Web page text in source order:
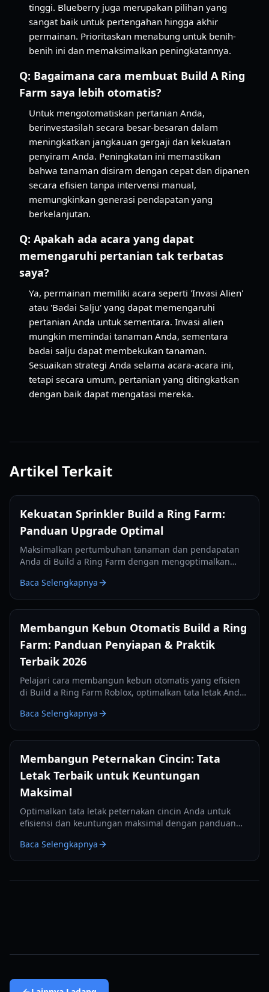
tinggi. Blueberry juga merupakan pilihan yang
sangat baik untuk pertengahan hingga akhir
permainan. Prioritaskan menabung untuk benih-
benih ini dan memaksimalkan peningkatannya.
Q: Bagaimana cara membuat Build A Ring
Farm saya lebih otomatis?
Untuk mengotomatiskan pertanian Anda,
berinvestasilah secara besar-besaran dalam
meningkatkan jangkauan gergaji dan kekuatan
penyiram Anda. Peningkatan ini memastikan
bahwa tanaman disiram dengan cepat dan dipanen
secara efisien tanpa intervensi manual,
memungkinkan generasi pendapatan yang
berkelanjutan.
Q: Apakah ada acara yang dapat
memengaruhi pertanian tak terbatas
saya?
Ya, permainan memiliki acara seperti 'Invasi Alien'
atau 'Badai Salju' yang dapat memengaruhi
pertanian Anda untuk sementara. Invasi alien
mungkin memindai tanaman Anda, sementara
badai salju dapat membekukan tanaman.
Sesuaikan strategi Anda selama acara-acara ini,
tetapi secara umum, pertanian yang ditingkatkan
dengan baik dapat mengatasi mereka.
Artikel Terkait
Kekuatan Sprinkler Build a Ring Farm:
Panduan Upgrade Optimal
Maksimalkan pertumbuhan tanaman dan pendapatan
Anda di Build a Ring Farm dengan mengoptimalkan
untuk bertani secara efisien.
Baca Selengkapnya
Membangun Kebun Otomatis Build a Ring
Farm: Panduan Penyiapan & Praktik
Terbaik 2026
Pelajari cara membangun kebun otomatis yang efisien
di Build a Ring Farm Roblox, optimalkan tata letak Anda,
ini.
Baca Selengkapnya
Membangun Peternakan Cincin: Tata
Letak Terbaik untuk Keuntungan
Maksimal
Optimalkan tata letak peternakan cincin Anda untuk
efisiensi dan keuntungan maksimal dengan panduan
peningkatan cincin, dan strategi farming AFK.
Baca Selengkapnya